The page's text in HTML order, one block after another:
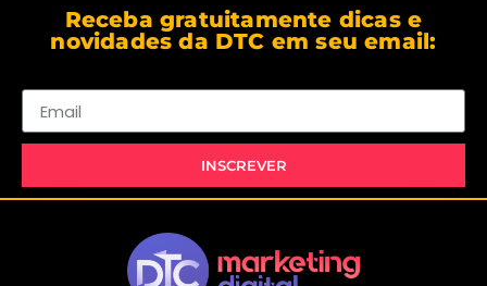
Receba gratuitamente dicas e
novidades da DTC em seu email:
INSCREVER